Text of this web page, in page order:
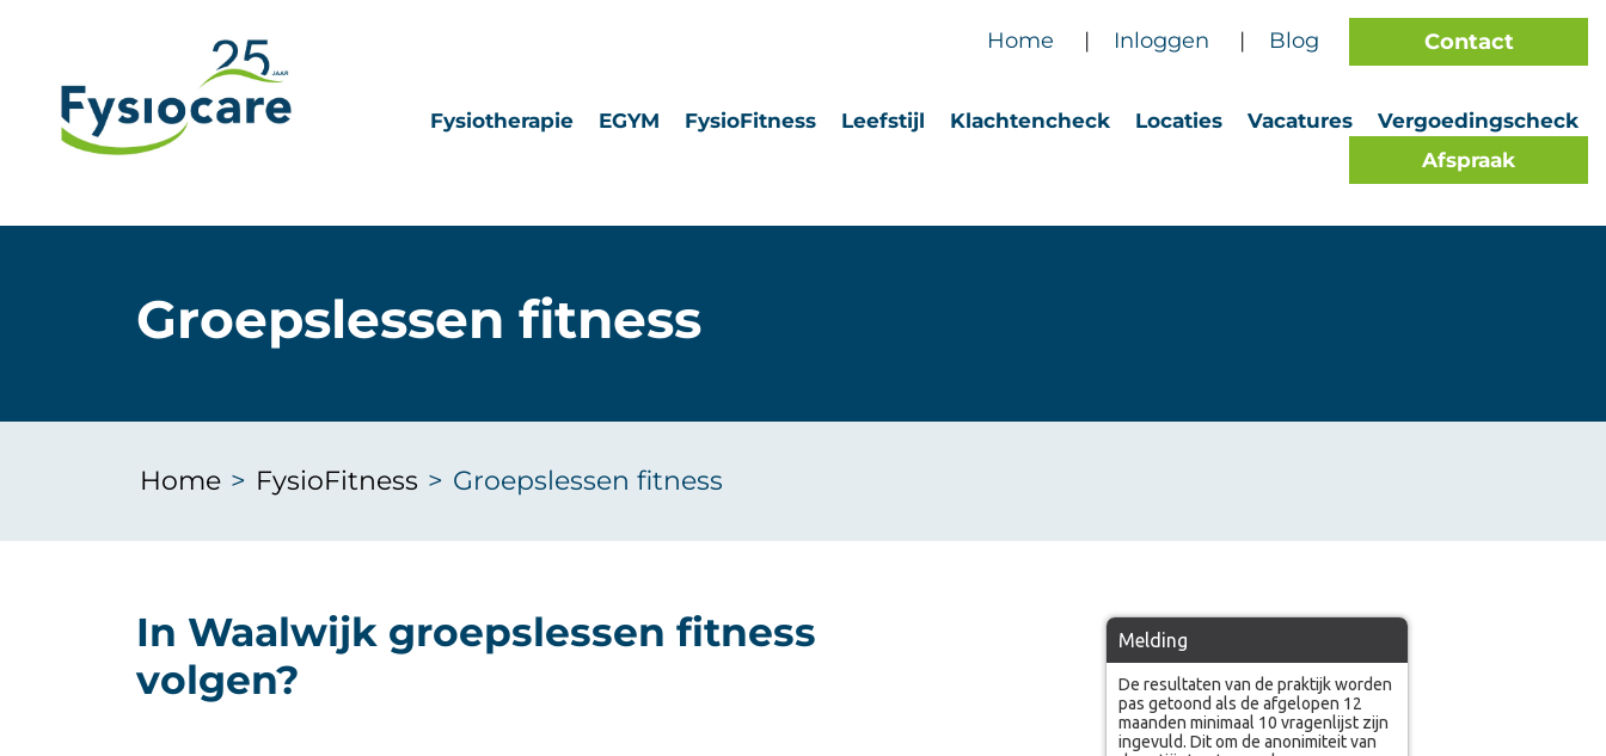
Home | Inloggen | Blog Contact
Fysiotherapie EGYM FysioFitness Leefstijl Klachtencheck Locaties Vacatures
Vergoedingscheck
Afspraak
Groepslessen fitness
Home > FysioFitness > Groepslessen fitness
In Waalwijk groepslessen fitness
volgen?